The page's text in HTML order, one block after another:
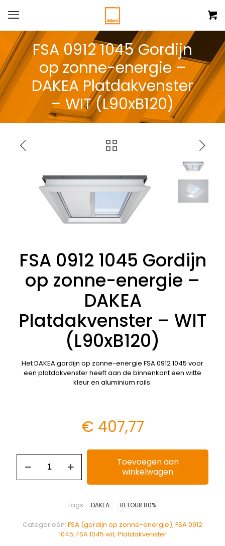
FSA 0912 1045 Gordijn
op zonne-energie –
DAKEA Platdakvenster
– WIT (L90xB120)
FSA 0912 1045 Gordijn
op zonne-energie –
DAKEA
Platdakvenster – WIT
(L90xB120)
Het DAKEA gordijn op zonne-energie FSA 0912 1045 voor
een platdakvenster heeft aan de binnenkant een witte
kleur en aluminium rails.
€ 407,77
Toevoegen aan
winkelwagen
Categorieën: FSA (gordijn op zonne-energie), FSA 0912
1045, FSA 1045 wit, Platdakvenster
Tags: DAKEA RETOUR 80%